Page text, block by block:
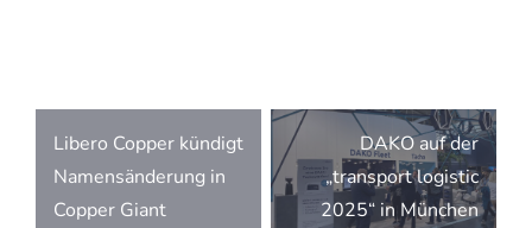
Beitragsnavigation
Libero Copper kündigt
Namensänderung in
Copper Giant
DAKO auf der
„transport logistic
2025“ in München